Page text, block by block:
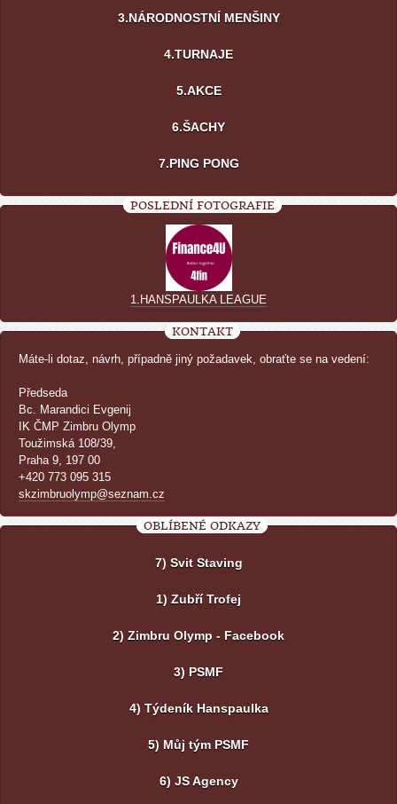
3.NÁRODNOSTNÍ MENŠINY
4.TURNAJE
5.AKCE
6.ŠACHY
7.PING PONG
POSLEDNÍ FOTOGRAFIE
1.HANSPAULKA LEAGUE
KONTAKT
Máte-li dotaz, návrh, případně jiný požadavek, obraťte se na vedení:
Předseda
Bc. Marandici Evgenij
IK ČMP Zimbru Olymp
Toužimská 108/39,
Praha 9, 197 00
+420 773 095 315
skzimbruolymp@seznam.cz
OBLÍBENÉ ODKAZY
7) Svit Staving
1) Zubří Trofej
2) Zimbru Olymp - Facebook
3) PSMF
4) Týdeník Hanspaulka
5) Můj tým PSMF
6) JS Agency